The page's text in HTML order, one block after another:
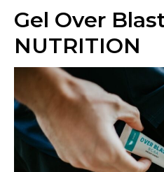
Gel Over
NUTRITION